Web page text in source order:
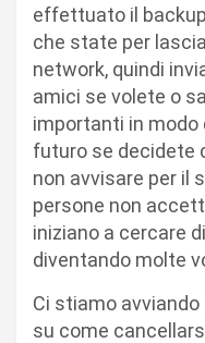
effettuato il
che state per
network, quindi
amici se volete o
importanti in
futuro se decidete
non avvisare per il
persone non
iniziano a cercare
diventando molte
Ci stiamo
su come